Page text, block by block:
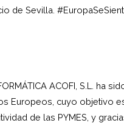
de Sevilla.
ACOFI, S.L. ha
Europeos, cuyo objetivo
de las PYMES, y